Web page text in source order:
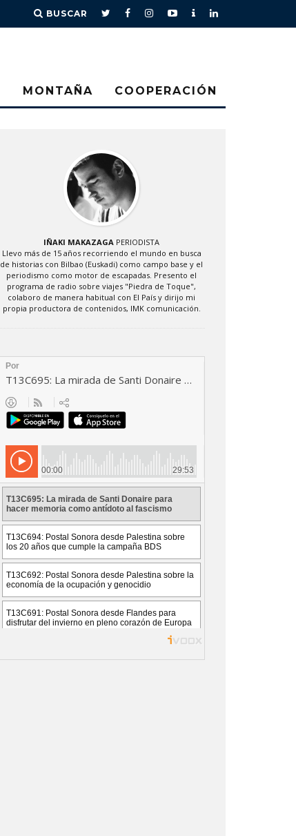
BUSCAR
MONTAÑA COOPERACIÓN
IÑAKI MAKAZAGA PERIODISTA
Llevo más de 15 años recorriendo el mundo en busca
de historias con Bilbao (Euskadi) como campo base y el
periodismo como motor de escapadas. Presento el
programa de radio sobre viajes "Piedra de Toque",
colaboro de manera habitual con El País y dirijo mi
propia productora de contenidos, IMK comunicación.